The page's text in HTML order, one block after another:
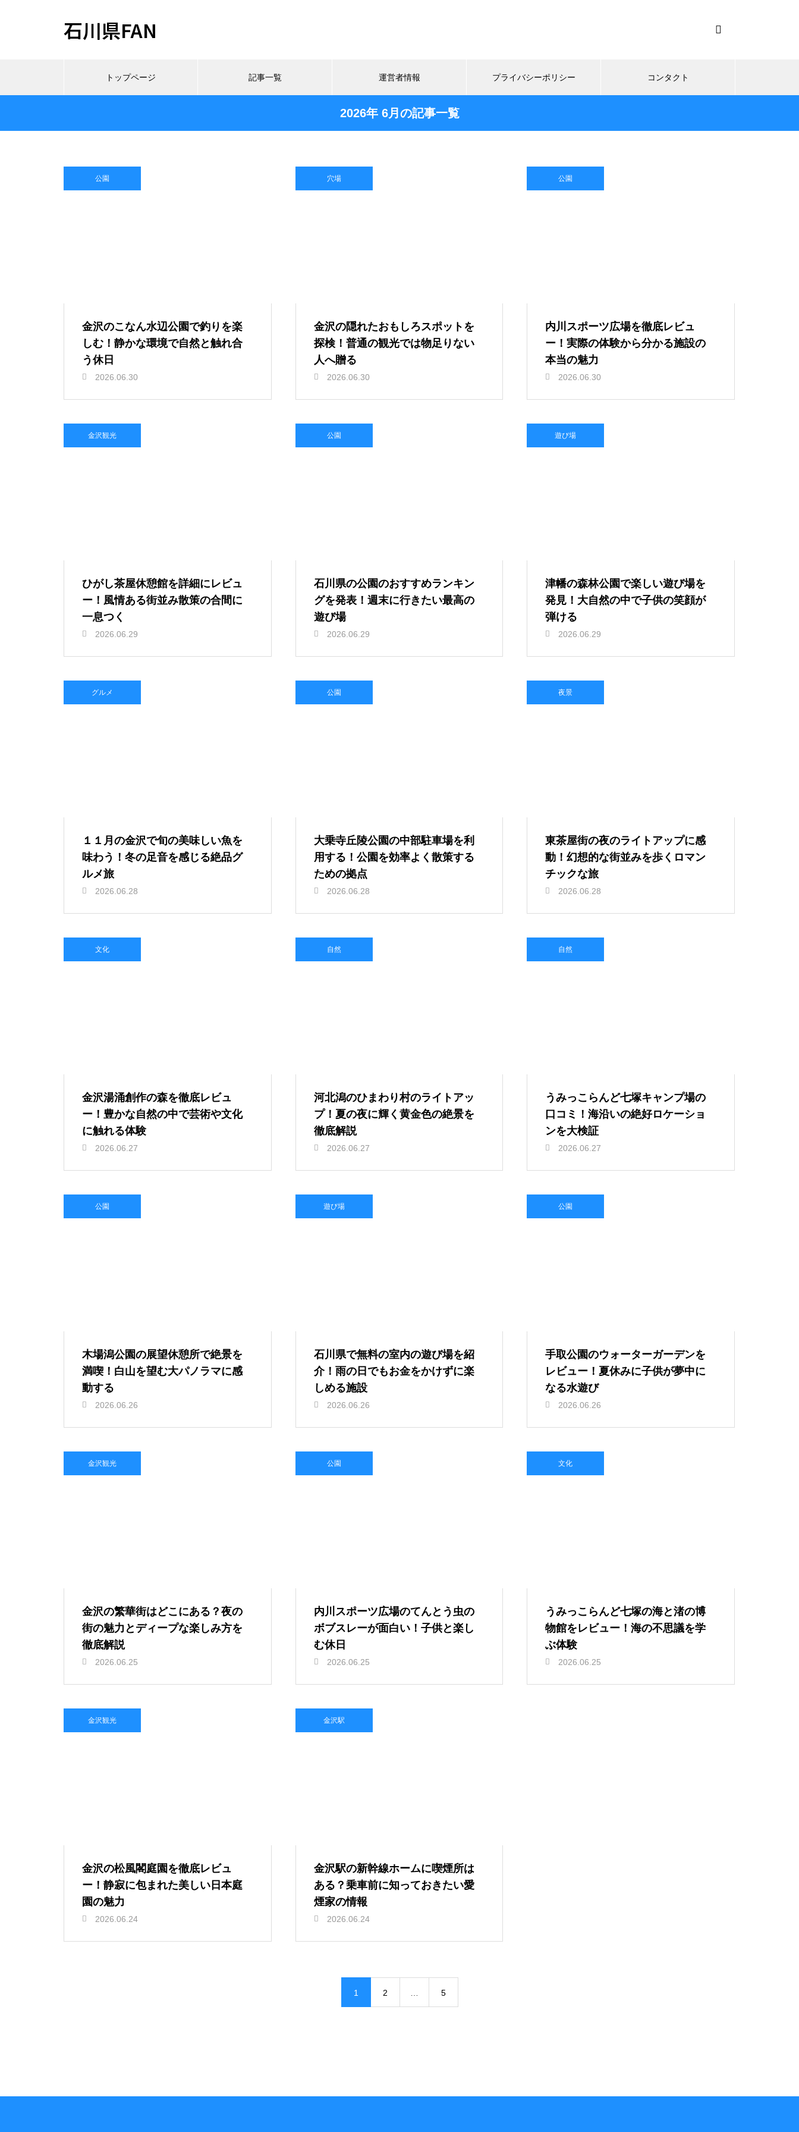
石川県FAN
トップページ 記事一覧 運営者情報 プライバシーポリシー コンタクト
2026年 6月の記事一覧
公園
金沢のこなん水辺公園で釣りを楽
しむ！静かな環境で自然と触れ合
う休日
2026.06.30
穴場
金沢の隠れたおもしろスポットを
探検！普通の観光では物足りない
人へ贈る
2026.06.30
公園
内川スポーツ広場を徹底レビュ
ー！実際の体験から分かる施設の
本当の魅力
2026.06.30
金沢観光
ひがし茶屋休憩館を詳細にレビュ
ー！風情ある街並み散策の合間に
一息つく
2026.06.29
公園
石川県の公園のおすすめランキン
グを発表！週末に行きたい最高の
遊び場
2026.06.29
遊び場
津幡の森林公園で楽しい遊び場を
発見！大自然の中で子供の笑顔が
弾ける
2026.06.29
グルメ
１１月の金沢で旬の美味しい魚を
味わう！冬の足音を感じる絶品グ
ルメ旅
2026.06.28
公園
大乗寺丘陵公園の中部駐車場を利
用する！公園を効率よく散策する
ための拠点
2026.06.28
夜景
東茶屋街の夜のライトアップに感
動！幻想的な街並みを歩くロマン
チックな旅
2026.06.28
文化
金沢湯涌創作の森を徹底レビュ
ー！豊かな自然の中で芸術や文化
に触れる体験
2026.06.27
自然
河北潟のひまわり村のライトアッ
プ！夏の夜に輝く黄金色の絶景を
徹底解説
2026.06.27
自然
うみっこらんど七塚キャンプ場の
口コミ！海沿いの絶好ロケーショ
ンを大検証
2026.06.27
公園
木場潟公園の展望休憩所で絶景を
満喫！白山を望む大パノラマに感
動する
2026.06.26
遊び場
石川県で無料の室内の遊び場を紹
介！雨の日でもお金をかけずに楽
しめる施設
2026.06.26
公園
手取公園のウォーターガーデンを
レビュー！夏休みに子供が夢中に
なる水遊び
2026.06.26
金沢観光
金沢の繁華街はどこにある？夜の
街の魅力とディープな楽しみ方を
徹底解説
2026.06.25
公園
内川スポーツ広場のてんとう虫の
ボブスレーが面白い！子供と楽し
む休日
2026.06.25
文化
うみっこらんど七塚の海と渚の博
物館をレビュー！海の不思議を学
ぶ体験
2026.06.25
金沢観光
金沢の松風閣庭園を徹底レビュ
ー！静寂に包まれた美しい日本庭
園の魅力
2026.06.24
金沢駅
金沢駅の新幹線ホームに喫煙所は
ある？乗車前に知っておきたい愛
煙家の情報
2026.06.24
1 2 5